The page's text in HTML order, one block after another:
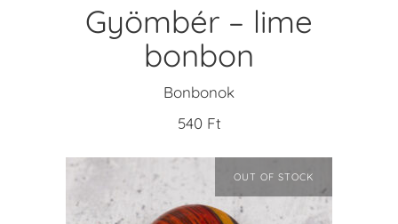
Gyömbér – lime
bonbon
Bonbonok
540 Ft
OUT OF STOCK